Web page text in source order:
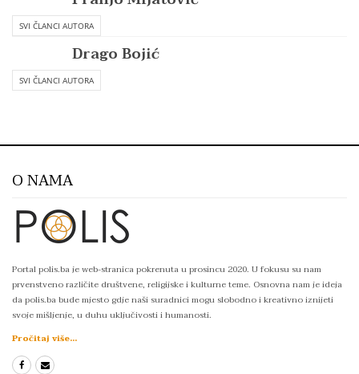
SVI ČLANCI AUTORA
Drago Bojić
SVI ČLANCI AUTORA
O NAMA
Portal polis.ba je web-stranica pokrenuta u prosincu 2020. U fokusu su nam
prvenstveno različite društvene, religijske i kulturne teme. Osnovna nam je ideja
da polis.ba bude mjesto gdje naši suradnici mogu slobodno i kreativno iznijeti
svoje mišljenje, u duhu uključivosti i humanosti.
Pročitaj više...